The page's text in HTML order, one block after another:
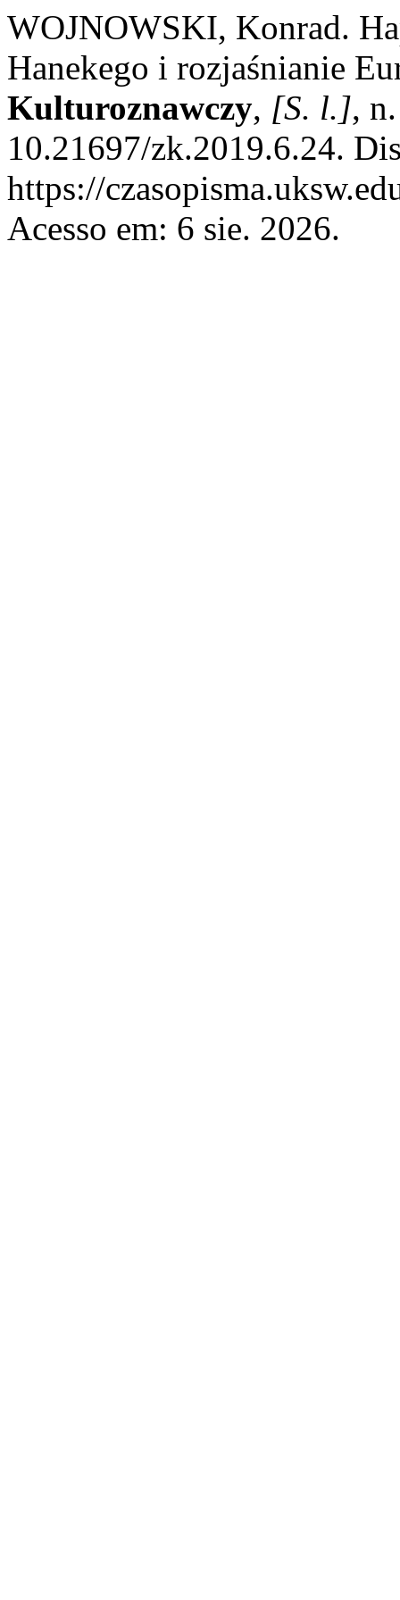
WOJNOWSKI, Konrad.
Hanekego i rozjaśnianie
Kulturoznawczy, [S. l.],
10.21697/zk.2019.6.24.
https://
Acesso em: 6 sie. 2026.